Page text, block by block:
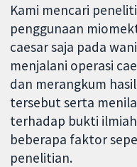
Kami mencari
penggunaan
caesar saja pada
menjalani operasi
dan merangkum
tersebut serta
terhadap bukti
beberapa faktor
penelitian.